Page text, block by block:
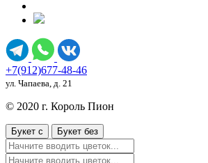
+7(912)677-48-46
ул. Чапаева, д. 21
© 2020 г. Король Пион
Букет с Букет без